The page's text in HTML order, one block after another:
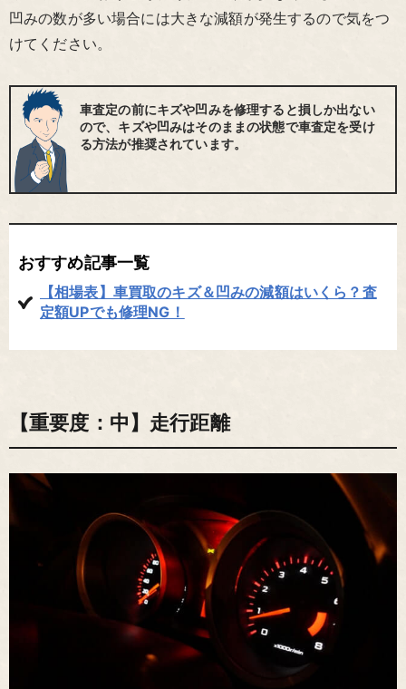
凹みの数が多い場合には大きな減額が発生するので気をつ
けてください。
車査定の前にキズや凹みを修理すると損しか出ない
ので、キズや凹みはそのままの状態で車査定を受け
る方法が推奨されています。
おすすめ記事一覧
【相場表】車買取のキズ＆凹みの減額はいくら？査
定額UPでも修理NG！
【重要度：中】走行距離